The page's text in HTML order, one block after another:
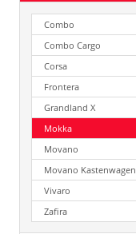
Combo
Combo Cargo
Corsa
Frontera
Grandland X
Mokka
Movano
Movano Kastenwagen
Vivaro
Zafira